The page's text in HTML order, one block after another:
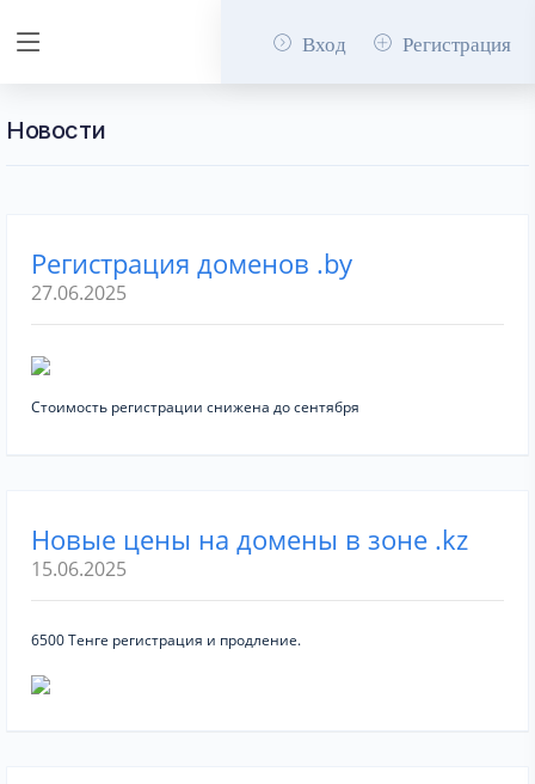
Вход Регистрация
Новости
Регистрация доменов .by
27.06.2025
Стоимость регистрации снижена до сентября
Новые цены на домены в зоне .kz
15.06.2025
6500 Тенге регистрация и продление.